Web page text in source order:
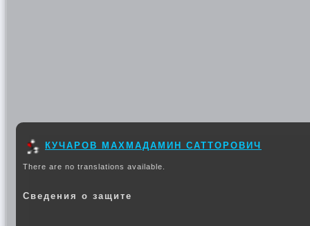
КУЧАРОВ МАХМАДАМИН САТТОРОВИЧ
There are no translations available.
Сведения о защите